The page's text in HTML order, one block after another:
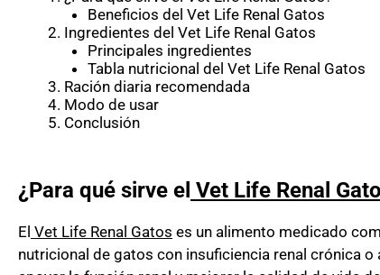
Beneficios del Vet Life Renal Gatos
Ingredientes del Vet Life Renal Gatos
Principales ingredientes
Tabla nutricional del Vet Life Renal Gatos
Ración diaria recomendada
Modo de usar
Conclusión
¿Para qué sirve el Vet Life Renal
El Vet Life Renal Gatos es un alimento medicado
nutricional de gatos con insuficiencia renal crónica